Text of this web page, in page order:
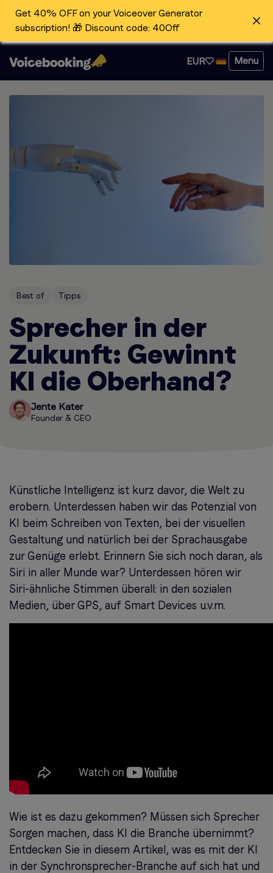
Get 40% OFF on your Voiceover Generator
subscription! 🎁 Discount code: 40Off
EUR Menu
Best of Tipps
Sprecher in der
Zukunft: Gewinnt
KI die Oberhand?
Jente Kater
Founder & CEO
Künstliche Intelligenz ist kurz davor, die Welt zu
erobern. Unterdessen haben wir das Potenzial von
KI beim Schreiben von Texten, bei der visuellen
Gestaltung und natürlich bei der Sprachausgabe
zur Genüge erlebt. Erinnern Sie sich noch daran, als
Siri in aller Munde war? Unterdessen hören wir
Siri-ähnliche Stimmen überall: in den sozialen
Medien, über GPS, auf Smart Devices u.v.m.
Wie ist es dazu gekommen? Müssen sich Sprecher
Sorgen machen, dass KI die Branche übernimmt?
Entdecken Sie in diesem Artikel, was es mit der KI
in der Synchronsprecher-Branche auf sich hat und